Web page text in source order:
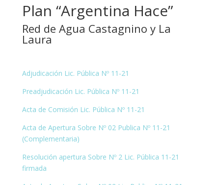
Plan “Argentina Hace”
Red de Agua Castagnino y La
Laura
Adjudicación Lic. Pública Nº 11-21
Preadjudicación Lic. Pública Nº 11-21
Acta de Comisión Lic. Pública Nº 11-21
Acta de Apertura Sobre Nº 02 Publica Nº 11-21
(Complementaria)
Resolución apertura Sobre Nº 2 Lic. Pública 11-21
firmada